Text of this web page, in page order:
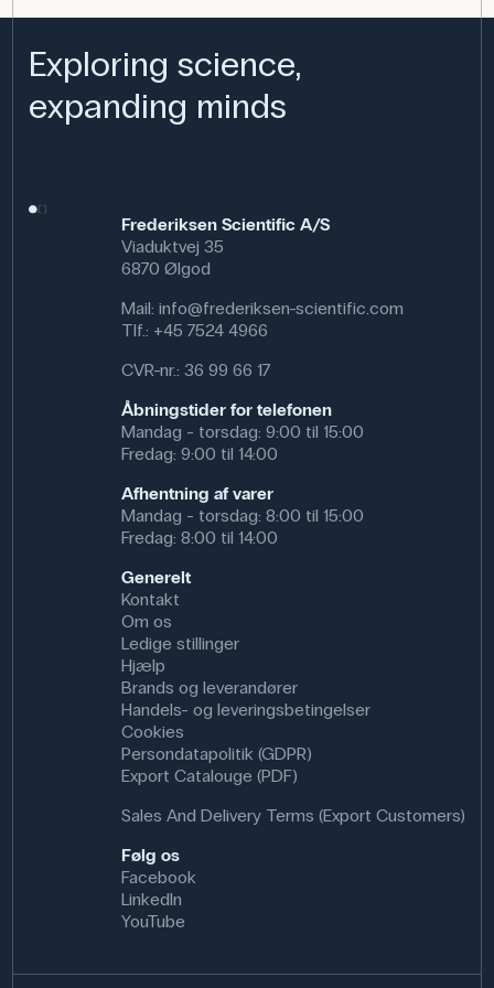
bæredygtighed – fx tangens rolle i kulstofkredsløbet og
I praksis kan et sådant redskab også anvendes i
naturvejledning, på naturskoler og i formidlingsarbejde
ved kysten, hvor både børn og voksne kan få en hands-
Dimensioner: (l x b) 110 cm x 110 cm
Materiale: Vinyl
Exploring science,
expanding minds
Frederiksen Scientific A/S
Viaduktvej 35
6870 Ølgod
Mail: info@frederiksen-scientific.com
Tlf.: +45 7524 4966
CVR-nr.: 36 99 66 17
Åbningstider for telefonen
Mandag - torsdag: 9:00 til 15:00
Fredag: 9:00 til 14:00
Afhentning af varer
Mandag - torsdag: 8:00 til 15:00
Fredag: 8:00 til 14:00
Generelt
Kontakt
Om os
Ledige stillinger
Hjælp
Brands og leverandører
Handels- og leveringsbetingelser
Cookies
Persondatapolitik (GDPR)
Export Catalouge (PDF)
Sales And Delivery Terms (Export Customers)
Følg os
Facebook
LinkedIn
YouTube